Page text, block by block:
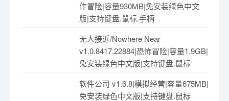
作冒险|容量930MB|免安装绿色中文
版|支持键盘.鼠标.手柄
无人接近/Nowhere Near
v1.0.8417.22884|恐怖冒险|容量1.9GB|
免安装绿色中文版|支持键盘.鼠标
软件公司 v1.6.8|模拟经营|容量675MB|
免安装绿色中文版|支持键盘.鼠标